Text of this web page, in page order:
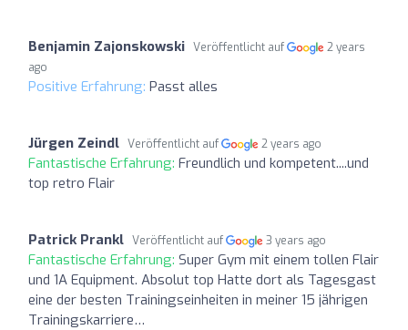
Benjamin Zajonskowski Veröffentlicht auf
2 years
ago
Positive Erfahrung: Passt alles
Jürgen Zeindl Veröffentlicht auf 2 years ago
Fantastische Erfahrung: Freundlich und kompetent....und
top retro Flair
Patrick Prankl Veröffentlicht auf 3 years ago
Fantastische Erfahrung: Super Gym mit einem tollen Flair
und 1A Equipment. Absolut top Hatte dort als Tagesgast
eine der besten Trainingseinheiten in meiner 15 jährigen
Trainingskarriere…